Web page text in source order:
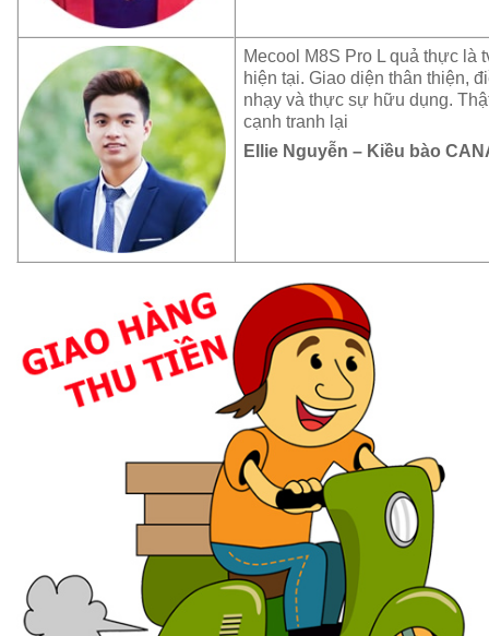
Mecool M8S Pro L quả thực là
hiện tại. Giao diện thân thiện,
nhạy và thực sự hữu dụng.
cạnh tranh lại
Ellie Nguyễn – Kiều bào